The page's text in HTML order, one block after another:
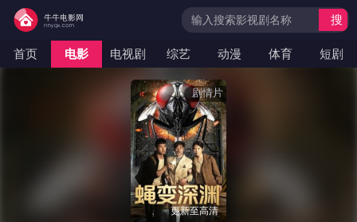
首页 电影 电视剧 综艺 动漫 体育 短剧
搜
剧情片
更新至高清